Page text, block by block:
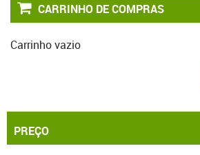
CARRINHO DE COMPRAS
Carrinho vazio
PREÇO